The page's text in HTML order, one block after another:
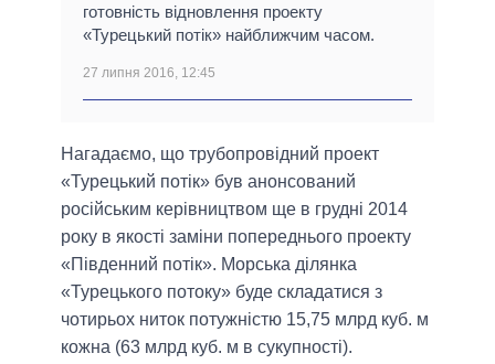
готовність відновлення проекту
«Турецький потік» найближчим часом.
27 липня 2016, 12:45
Нагадаємо, що трубопровідний проект
«Турецький потік» був анонсований
російським керівництвом ще в грудні 2014
року в якості заміни попереднього проекту
«Південний потік». Морська ділянка
«Турецького потоку» буде складатися з
чотирьох ниток потужністю 15,75 млрд куб. м
кожна (63 млрд куб. м в сукупності).